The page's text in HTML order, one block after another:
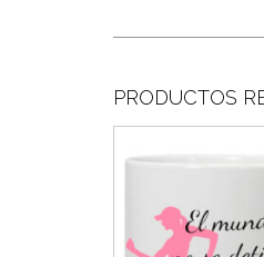
PRODUCTOS